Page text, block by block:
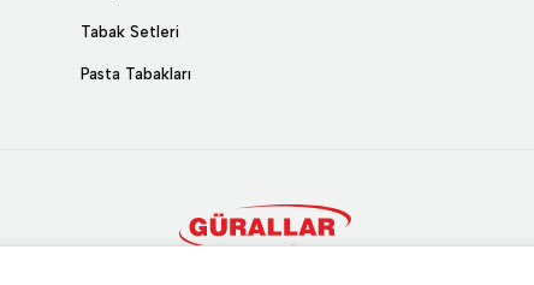
Tabak Setleri
Pasta Tabakları